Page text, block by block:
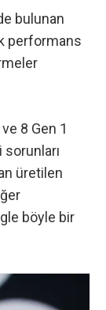
bulunan
performans
8 Gen 1
sorunları
üretilen
böyle bir